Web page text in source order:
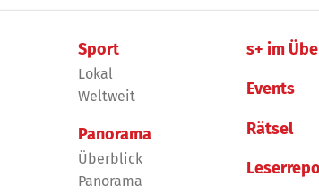
Sport
Lokal
Weltweit
Panorama
Überblick
Panorama
s+ im
Events
Rätsel